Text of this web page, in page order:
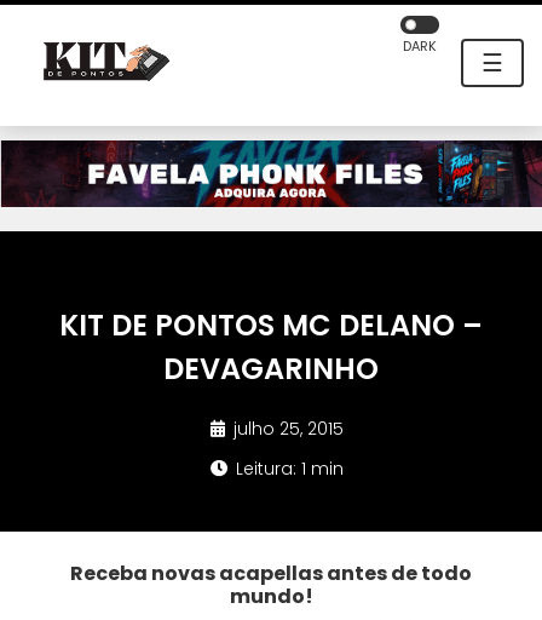
☰
DARK
KIT DE PONTOS MC DELANO –
DEVAGARINHO
julho 25, 2015
Leitura: 1 min
Receba novas acapellas antes de todo
mundo!